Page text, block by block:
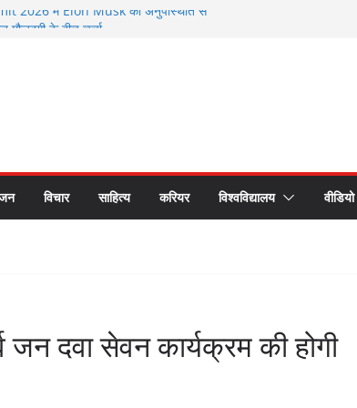
2026 में Elon Musk की अनुपस्थिति से
लोक अदालत के प्रचार प्रसार के लिए रथ रवाना
डॉ. राजकुमार चौधरी ने किया सम्मान
विचार साहित्य करियर विश्वविद्यालय वीडियो
दवा सेवन कार्यक्रम की होगी